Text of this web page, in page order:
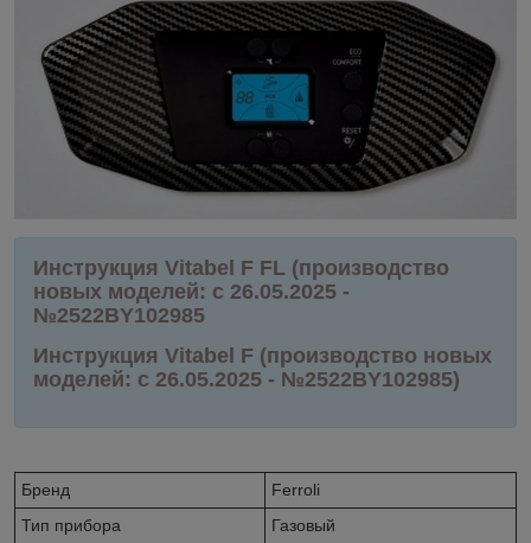
Инструкция Vitabel F FL (производство
новых моделей: с 26.05.2025 -
№2522BY102985
Инструкция Vitabel F (производство новых
моделей: с 26.05.2025 - №2522BY102985)
Бренд
Ferroli
Тип прибора
Газовый